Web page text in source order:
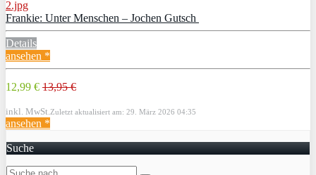
Frankie: Unter Menschen – Jochen Gutsch
Details
ansehen *
12,99 € 13,95 €
inkl. MwSt. Zuletzt aktualisiert am: 29. März 2026 04:35
ansehen *
Suche